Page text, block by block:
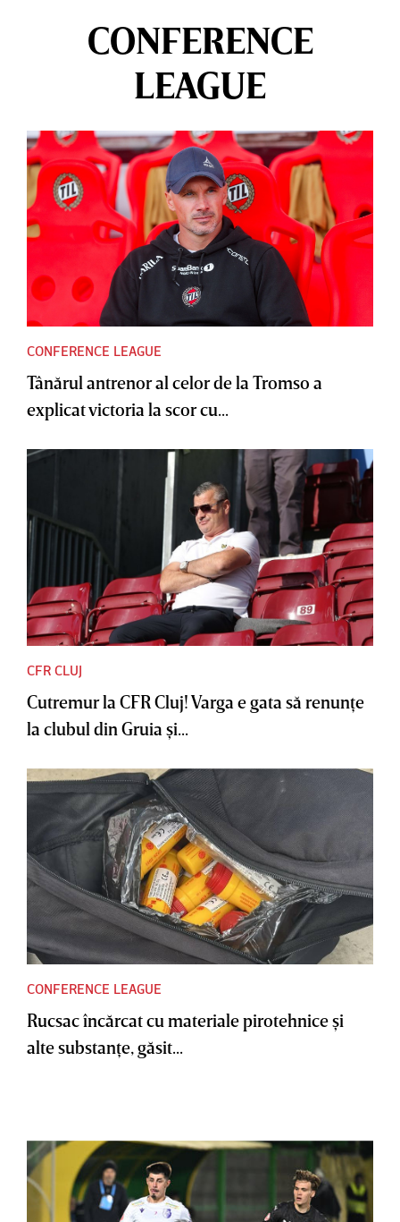
CONFERENCE
LEAGUE
CONFERENCE LEAGUE
Tânărul antrenor al celor de la Tromso a
explicat victoria la scor cu...
CFR CLUJ
Cutremur la CFR Cluj! Varga e gata să renunţe
la clubul din Gruia şi...
CONFERENCE LEAGUE
Rucsac încărcat cu materiale pirotehnice şi
alte substanţe, găsit...